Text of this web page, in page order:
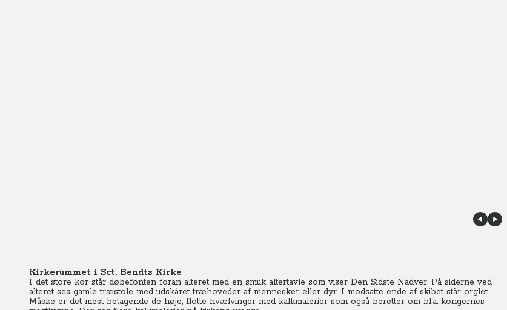
Kirkerummet i Sct. Bendts Kirke
I det store kor står døbefonten foran alteret med en smuk altertavle som viser Den Sidste Nadver. På siderne ved
alteret ses gamle træstole med udskåret træhoveder af mennesker eller dyr. I modsatte ende af skibet står orglet.
Måske er det mest betagende de høje, flotte hvælvinger med kalkmalerier som også beretter om bl.a. kongernes